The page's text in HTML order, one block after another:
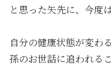
と思った矢先に、今度
自分の健康状態が変わ
孫のお世話に追われる